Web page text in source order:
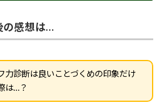
の感想は…
力診断は良いことづくめの印象だけ
は…？